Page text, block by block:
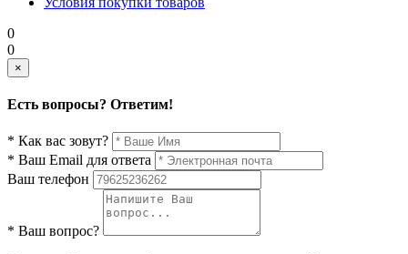
0
0
×
Есть вопросы? Ответим!
* Как вас зовут?
* Ваш Email для ответа
Ваш телефон
* Ваш вопрос?